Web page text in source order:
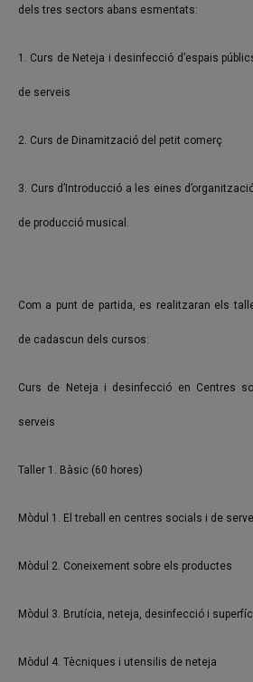
dels tres sectors abans esmentats:
1. Curs de Neteja i desinfecció d’espais
de serveis
2. Curs de Dinamització del petit comerç
3. Curs d’Introducció a les eines
de producció musical.
Com a punt de partida, es realitzaran els
de cadascun dels cursos:
Curs de Neteja i desinfecció en Centres
serveis
Taller 1. Bàsic (60 hores)
Mòdul 1. El treball en centres socials i de
Mòdul 2. Coneixement sobre els productes
Mòdul 3. Brutícia, neteja, desinfecció i
Mòdul 4. Tècniques i utensilis de neteja